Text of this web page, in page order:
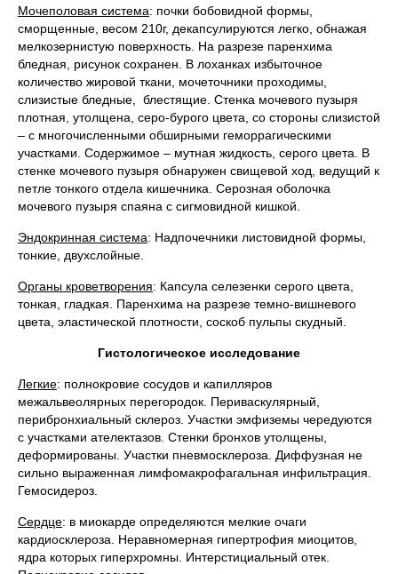
Мочеполовая система: почки бобовидной формы,
сморщенные, весом 210г, декапсулируются легко, обнажая
мелкозернистую поверхность. На разрезе паренхима
бледная, рисунок сохранен. В лоханках избыточное
количество жировой ткани, мочеточники проходимы,
слизистые бледные, блестящие. Стенка мочевого пузыря
плотная, утолщена, серо-бурого цвета, со стороны слизистой
– с многочисленными обширными геморрагическими
участками. Содержимое – мутная жидкость, серого цвета. В
стенке мочевого пузыря обнаружен свищевой ход, ведущий к
петле тонкого отдела кишечника. Серозная оболочка
мочевого пузыря спаяна с сигмовидной кишкой.
Эндокринная система: Надпочечники листовидной формы,
тонкие, двухслойные.
Органы кроветворения: Капсула селезенки серого цвета,
тонкая, гладкая. Паренхима на разрезе темно-вишневого
цвета, эластической плотности, соскоб пульпы скудный.
Гистологическое исследование
Легкие: полнокровие сосудов и капилляров
межальвеолярных перегородок. Периваскулярный,
перибронхиальный склероз. Участки эмфиземы чередуются
с участками ателектазов. Стенки бронхов утолщены,
деформированы. Участки пневмосклероза. Диффузная не
сильно выраженная лимфомакрофагальная инфильтрация.
Гемосидероз.
Сердце: в миокарде определяются мелкие очаги
кардиосклероза. Неравномерная гипертрофия миоцитов,
ядра которых гиперхромны. Интерстициальный отек.